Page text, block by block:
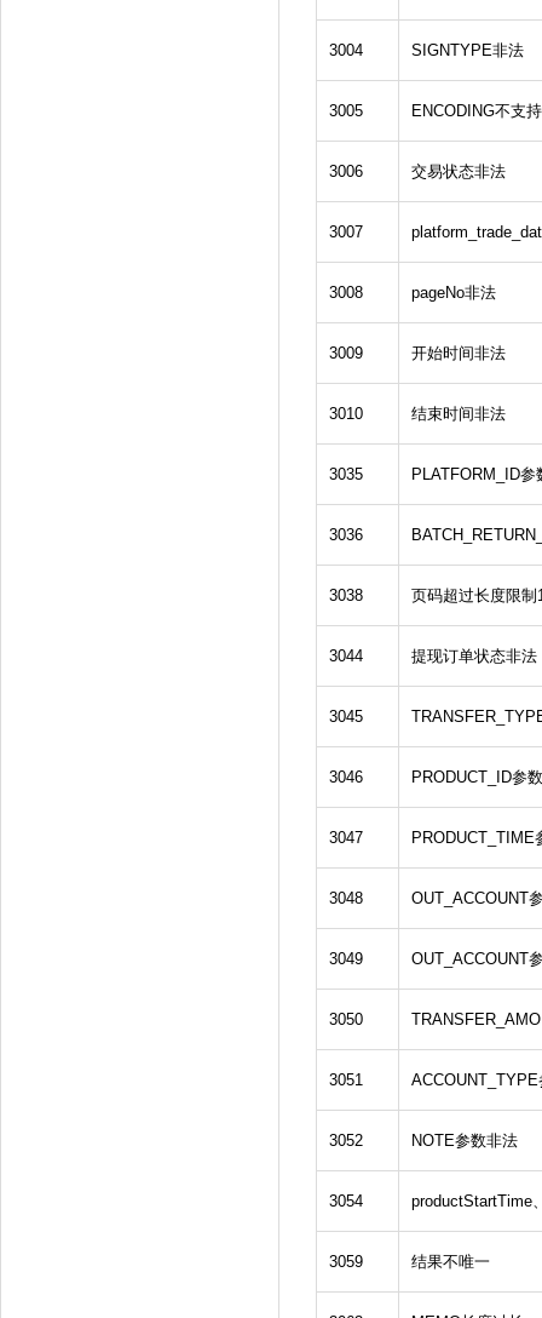
3004 SIGNTYPE非法
3005 ENCODING不支持
3006 交易状态非法
3007
3008 pageNo非法
3009 开始时间非法
3010 结束时间非法
3035 PLATFORM_ID参
3036
3038 页码超过长度限制
3044 提现订单状态非法
3045
3046 PRODUCT_ID参
3047 PRODUCT_TIME
3048 OUT_ACCOUNT
3049 OUT_ACCOUNT
3050
3051
3052 NOTE参数非法
3054 productStartTime
3059 结果不唯一